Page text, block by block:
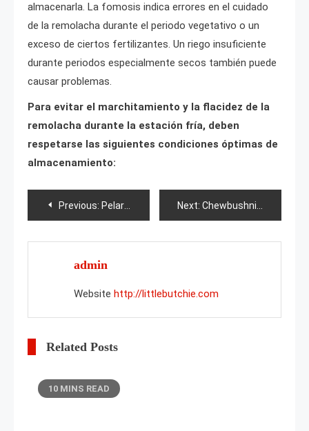
almacenarla. La fomosis indica errores en el cuidado
de la remolacha durante el periodo vegetativo o un
exceso de ciertos fertilizantes. Un riego insuficiente
durante periodos especialmente secos también puede
causar problemas.
Para evitar el marchitamiento y la flacidez de la
remolacha durante la estación fría, deben
respetarse las siguientes condiciones óptimas de
almacenamiento:
Post
navigation
Previous: Pelargonium Yu-Karioka Next: Chewbushnik
admin
Website http://littlebutchie.com
Related Posts
10 MINS READ